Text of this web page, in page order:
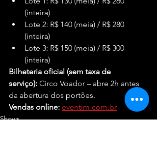
(inteira)
Lote 2: R$ 140 (meia) / R$ 280
(inteira)
Lote 3: R$ 150 (meia) / R$ 300
(inteira)
Bilheteria oficial (sem taxa de
serviço): Circo Voador – abre 2h antes
da abertura dos portões.
Vendas online: eventim.com.br
Shows